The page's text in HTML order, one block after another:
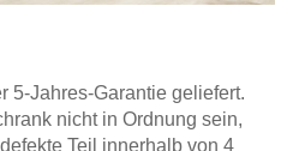
5-Jahres-Garantie geliefert.
nicht in Ordnung sein,
Teil innerhalb von 4